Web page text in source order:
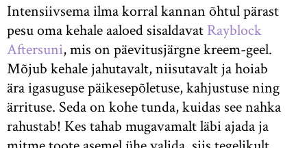
Intensiivsema ilma korral kannan õhtul pärast
pesu oma kehale aaloed sisaldavat Rayblock
Aftersuni, mis on päevitusjärgne kreem-geel.
Mõjub kehale jahutavalt, niisutavalt ja hoiab
ära igasuguse päikesepõletuse, kahjustuse ning
ärrituse. Seda on kohe tunda, kuidas see nahka
rahustab! Kes tahab mugavamalt läbi ajada ja